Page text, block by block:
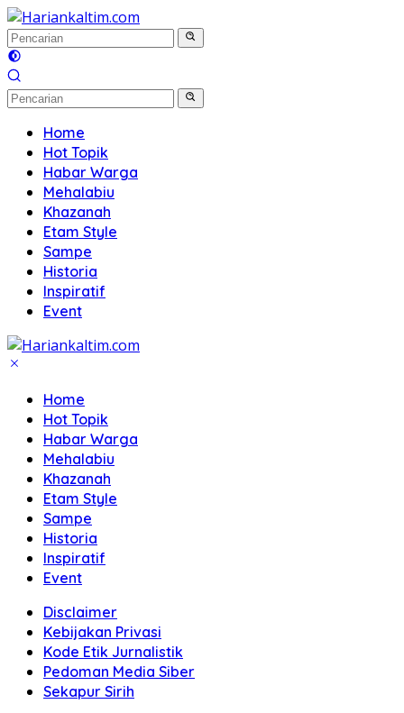
Langsung
ke
konten
Home
Hot Topik
Habar Warga
Mehalabiu
Khazanah
Etam Style
Sampe
Historia
Inspiratif
Event
Home
Hot Topik
Habar Warga
Mehalabiu
Khazanah
Etam Style
Sampe
Historia
Inspiratif
Event
Disclaimer
Kebijakan Privasi
Kode Etik Jurnalistik
Pedoman Media Siber
Sekapur Sirih